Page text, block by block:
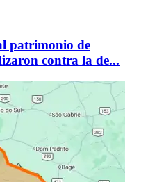
patrimonio de
contra la de...